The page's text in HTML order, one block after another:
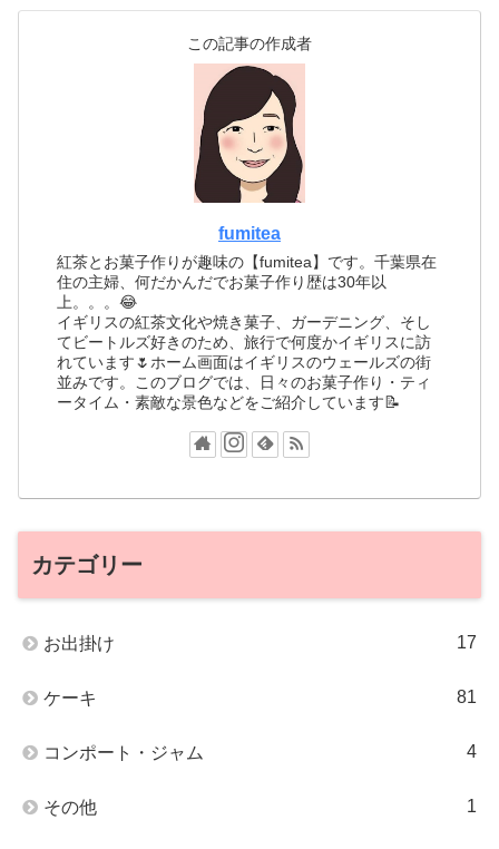
この記事の作成者
fumitea
紅茶とお菓子作りが趣味の【fumitea】です。千葉県在
住の主婦、何だかんだでお菓子作り歴は30年以
上。。。😂
イギリスの紅茶文化や焼き菓子、ガーデニング、そし
てビートルズ好きのため、旅行で何度かイギリスに訪
れています🌷ホーム画面はイギリスのウェールズの街
並みです。このブログでは、日々のお菓子作り・ティ
ータイム・素敵な景色などをご紹介しています📝
カテゴリー
お出掛け 17
ケーキ 81
コンポート・ジャム 4
その他 1